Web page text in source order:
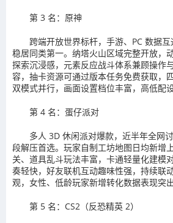
第 3 名：原神
跨端开放世界标杆，手游、PC 数据
稳居同类第一。纳塔火山区域完整开放，
探索沉浸感，元素反应战斗体系兼顾操作
容，抽卡资源可通过版本任务免费获取，
双模式并行，画面设置档位丰富，高低配
第 4 名：蛋仔派对
多人 3D 休闲派对爆款，近半年全网
段解压首选。玩家自制工坊地图日均新增
关、道具乱斗玩法丰富，卡通轻量化建模
奏轻快，好友联机互动趣味性强，持续联
观，女性、低龄玩家新增转化数据表现突出
第 5 名：CS2（反恐精英 2）